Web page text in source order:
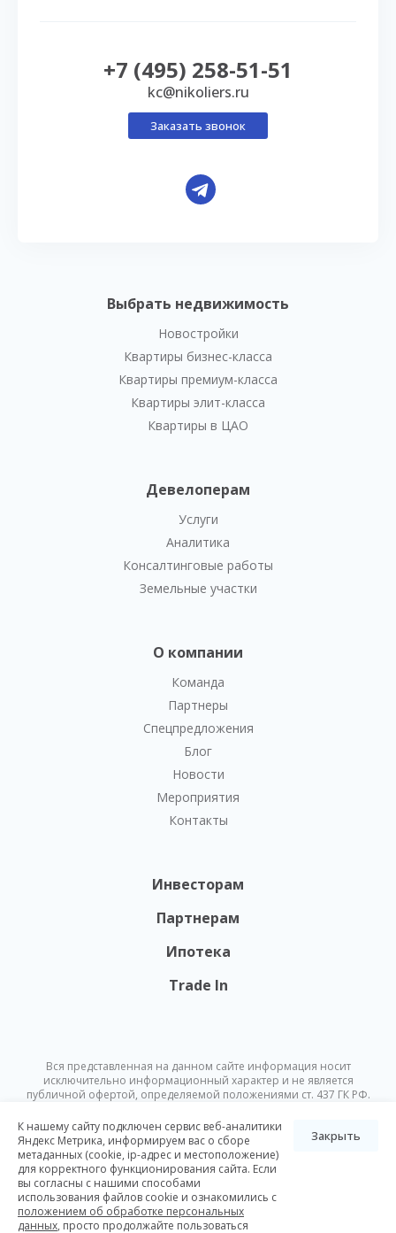
Выбрать недвижимость
Новостройки
Квартиры бизнес-класса
Квартиры премиум-класса
Квартиры элит-класса
Квартиры в ЦАО
Девелоперам
Услуги
Аналитика
Консалтинговые работы
Земельные участки
О компании
Команда
Партнеры
Спецпредложения
Блог
Новости
Мероприятия
Контакты
Инвесторам
Партнерам
Ипотека
Trade In
+7 (495) 258-51-51
kc@nikoliers.ru
Заказать звонок
Вся представленная на данном сайте информация носит
исключительно информационный характер и не является
публичной офертой, определяемой положениями ст. 437 ГК РФ.
изменена в любое время без предварительного уведомления.
© Nikoliers 2026
Положение об обработке персональных данных
Разработка Pictus
К нашему сайту подключен сервис веб-аналитики
Яндекс Метрика, информируем вас о сборе
метаданных (cookie, ip-адрес и местоположение)
для корректного функционирования сайта. Если
вы согласны с нашими способами
использования файлов cookie и ознакомились с
положением об обработке персональных
данных, просто продолжайте пользоваться
Закрыть